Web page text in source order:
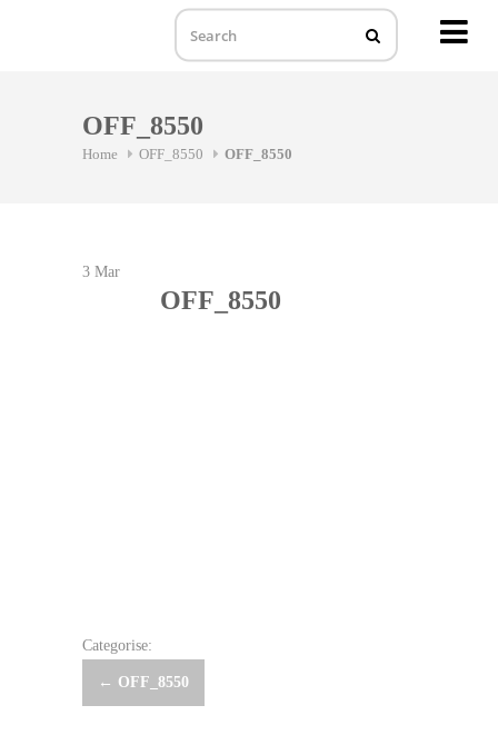
OFF_8550
Home OFF_8550 OFF_8550
3 Mar
OFF_8550
Categorise:
Post
← OFF_8550